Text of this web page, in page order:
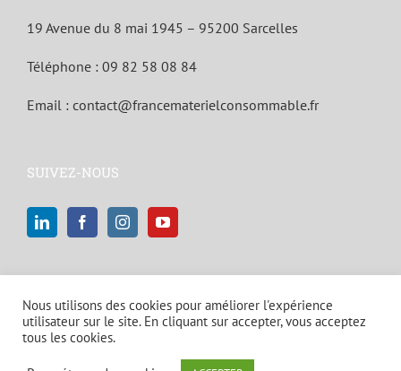
19 Avenue du 8 mai 1945 – 95200 Sarcelles
Téléphone : 09 82 58 08 84
Email : contact@francematerielconsommable.fr
SUIVEZ-NOUS
Nous utilisons des cookies pour améliorer l'expérience
utilisateur sur le site. En cliquant sur accepter, vous acceptez
tous les cookies.